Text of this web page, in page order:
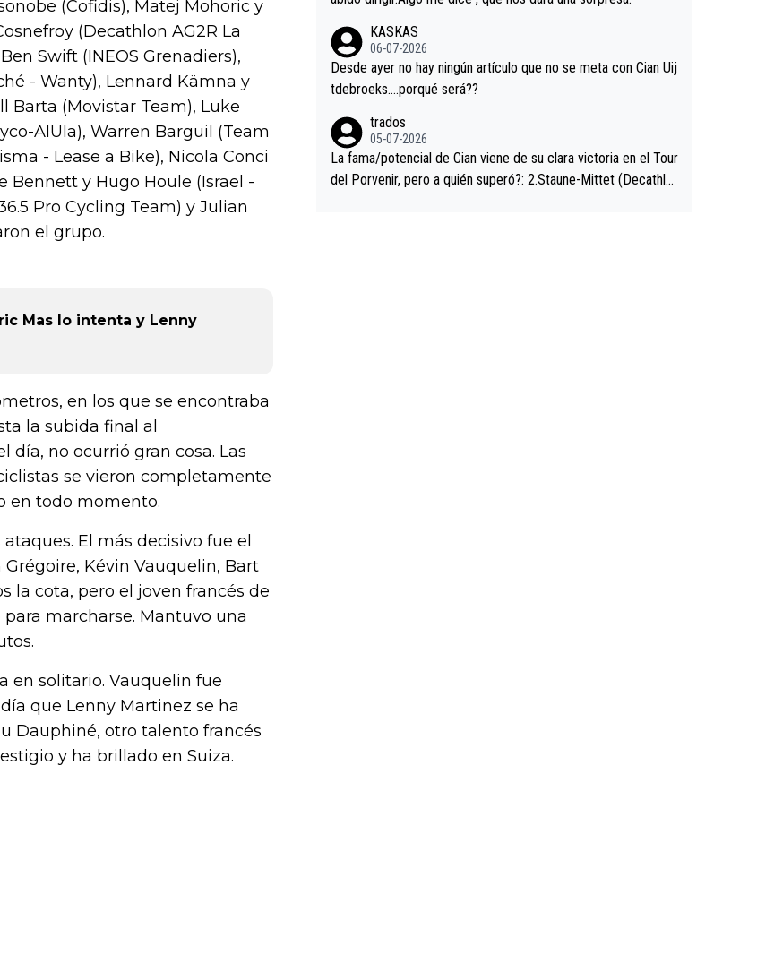
(Cofidis), Matej Mohoric y
(Decathlon AG2R La
Swift (INEOS Grenadiers),
- Wanty), Lennard Kämna y
Barta (Movistar Team), Luke
AlUla), Warren Barguil (Team
- Lease a Bike), Nicola Conci
Bennett y Hugo Houle (Israel -
Pro Cycling Team) y Julian
el grupo.
Mas lo intenta y Lenny
en los que se encontraba
la subida final al
día, no ocurrió gran cosa. Las
se vieron completamente
en todo momento.
El más decisivo fue el
Kévin Vauquelin, Bart
la cota, pero el joven francés de
marcharse. Mantuvo una
en solitario. Vauquelin fue
que Lenny Martinez se ha
Dauphiné, otro talento francés
y ha brillado en Suiza.
o aprieta, a ver si por querer poner a Del Toro con calzador e
n posición de podio UAE y Pojacar se van complicar el tour.
KASKAS
06-07-2026
Desde ayer no hay ningún artículo que no se meta con Cian Uij
tdebroeks….porqué será??
trados
05-07-2026
La fama/potencial de Cian viene de su clara victoria en el Tour
del Porvenir, pero a quién superó?: 2.Staune-Mittet (Decathlo